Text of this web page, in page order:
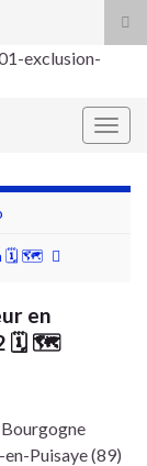
🗓 🗺
en
🗓 🗺
en-Puisaye (89)